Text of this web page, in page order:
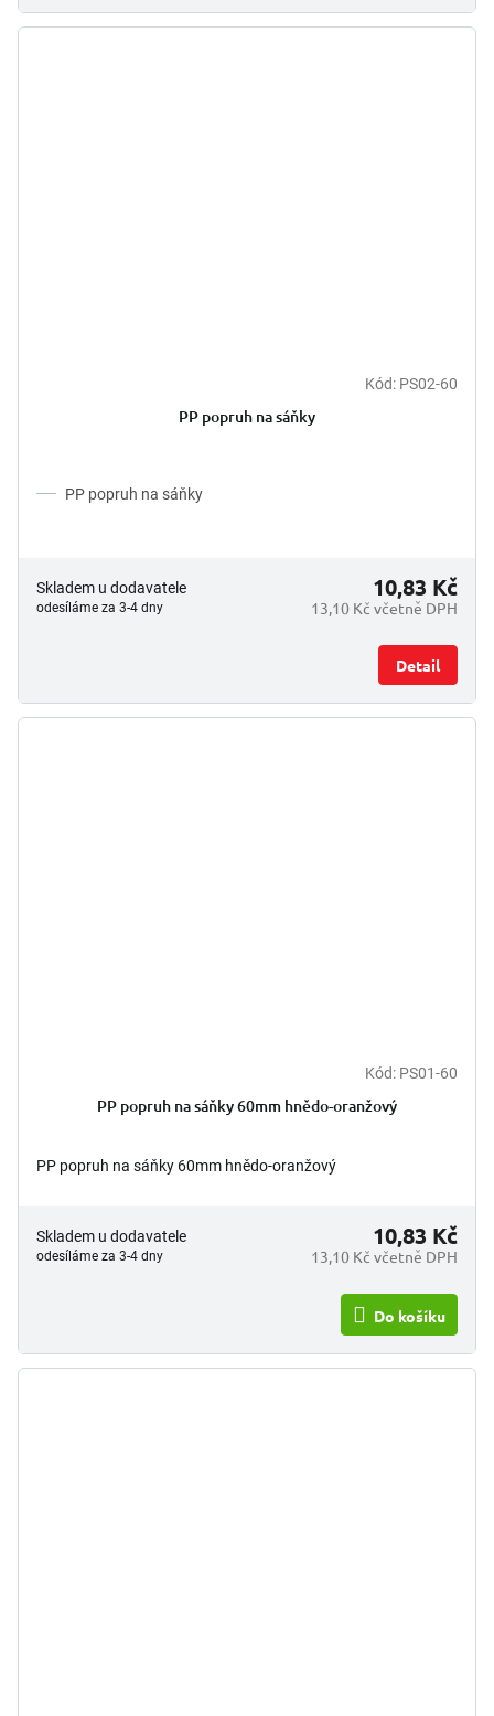
Kód: PS02-60
PP popruh na sáňky
PP popruh na sáňky
Skladem u dodavatele
odesíláme za 3-4 dny 13,10 Kč včetně DPH
10,83 Kč
Detail
Kód: PS01-60
PP popruh na sáňky 60mm hnědo-oranžový
PP popruh na sáňky 60mm hnědo-oranžový
Skladem u dodavatele
odesíláme za 3-4 dny 13,10 Kč včetně DPH
10,83 Kč
Do košíku